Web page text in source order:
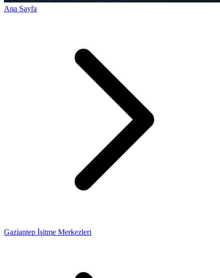
Ana Sayfa
Gaziantep İşitme Merkezleri